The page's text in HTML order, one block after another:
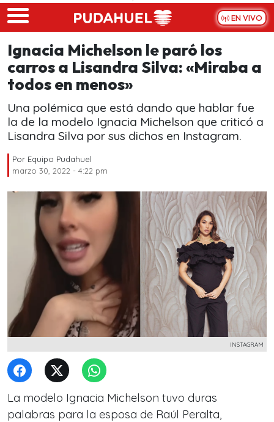
Skip to main content
EN VIVO
Ignacia Michelson le paró los
carros a Lisandra Silva: «Miraba a
todos en menos»
Una polémica que está dando que hablar fue
la de la modelo Ignacia Michelson que criticó a
Lisandra Silva por sus dichos en Instagram.
Por Equipo Pudahuel
marzo 30, 2022 - 4:22 pm
INSTAGRAM
La modelo Ignacia Michelson tuvo duras
palabras para la esposa de Raúl Peralta,